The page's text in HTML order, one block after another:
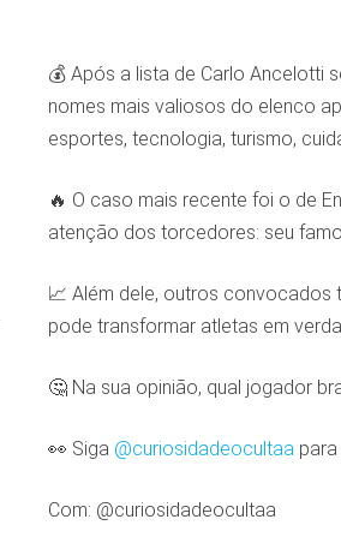
💰 Após a lista de Carlo Ancelotti
nomes mais valiosos do elenco
esportes, tecnologia, turismo,
🔥 O caso mais recente foi o de
atenção dos torcedores: seu
📈 Além dele, outros
pode transformar atletas em
🤔 Na sua opinião, qual jogador
👀 Siga @curiosidadeocultaapara
Com: @curiosidadeocultaa